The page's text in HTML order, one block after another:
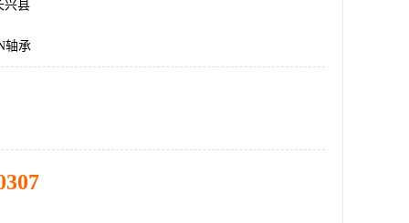
兴县
轴承